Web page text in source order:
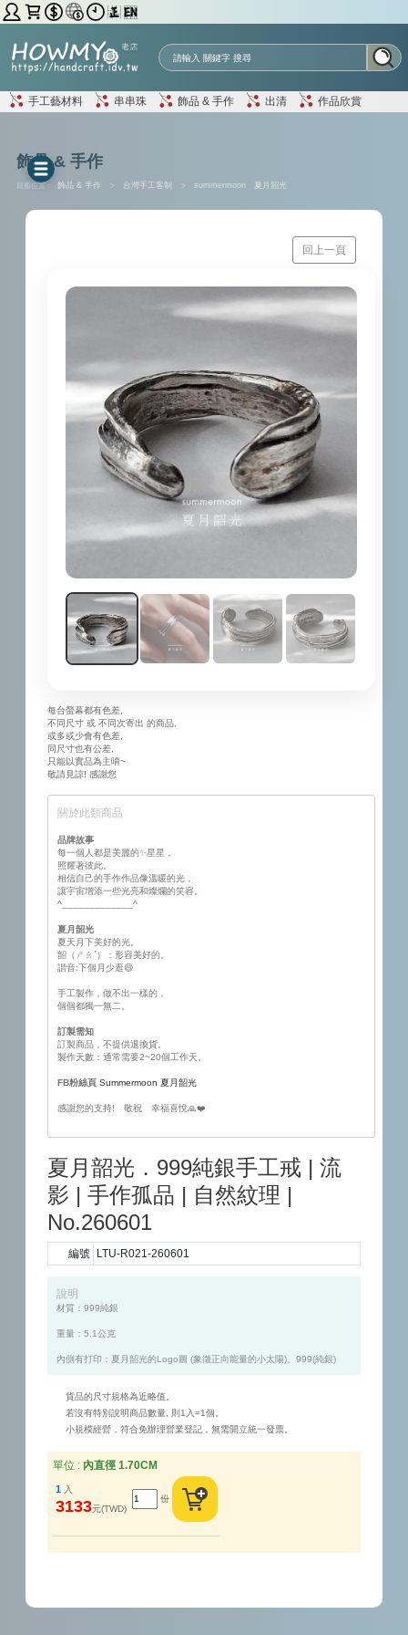
手工藝材料 串串珠 飾品 & 手作 出清 作品欣賞
飾品 & 手作
目前位置 : 飾品 & 手作 > 台灣手工客制 > summermoon 夏月韶光
回上一頁
每台螢幕都有色差,
不同尺寸 或 不同次寄出 的商品,
或多或少會有色差,
同尺寸也有公差,
只能以實品為主唷~
敬請見諒! 感謝您
關於此類商品
品牌故事
每一個人都是美麗的✨星星，
照耀著彼此。
相信自己的手作作品像溫暖的光，
讓宇宙增添一些光亮和燦爛的笑容。
^_____________^
夏月韶光
夏天月下美好的光。
韶（ㄕㄠˊ）：形容美好的。
諧音:下個月少逛😄
手工製作，做不出一樣的，
個個都獨一無二。
訂製需知
訂製商品，不提供退換貨。
製作天數：通常需要2~20個工作天。
FB粉絲頁 Summermoon 夏月韶光
感謝您的支持! 敬祝 幸福喜悅🙏❤️
夏月韶光．999純銀手工戒 | 流
影 | 手作孤品 | 自然紋理 |
No.260601
編號 LTU-R021-260601
說明
材質：999純銀
重量：5.1公克
內側有打印：夏月韶光的Logo圖 (象徵正向能量的小太陽)、999(純銀)
貨品的尺寸規格為近略值。
若沒有特別說明商品數量, 則1入=1個。
小規模經營，符合免辦理營業登記，無需開立統一發票。
單位 : 內直徑 1.70CM
1 入
3133元(TWD)
份